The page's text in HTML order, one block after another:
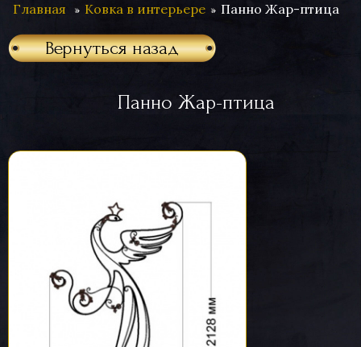
Главная Ковка в интерьере Панно Жар-птица
Вернуться назад
Панно Жар-птица